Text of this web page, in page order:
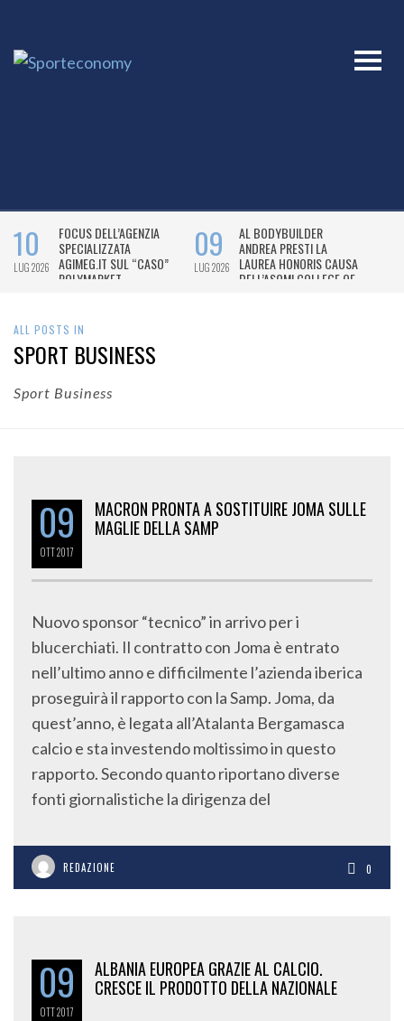
ALL POSTS IN
SPORT BUSINESS
Sport Business
09
OTT2017
MACRON PRONTA A SOSTITUIRE JOMA SULLE
MAGLIE DELLA SAMP
Nuovo sponsor “tecnico” in arrivo per i
blucerchiati. Il contratto con Joma è entrato
nell’ultimo anno e difficilmente l’azienda iberica
proseguirà il rapporto con la Samp. Joma, da
quest’anno, è legata all’Atalanta Bergamasca
calcio e sta investendo moltissimo in questo
rapporto. Secondo quanto riportano diverse
fonti giornalistiche la dirigenza del
REDAZIONE 0
09
OTT2017
ALBANIA EUROPEA GRAZIE AL CALCIO.
CRESCE IL PRODOTTO DELLA NAZIONALE